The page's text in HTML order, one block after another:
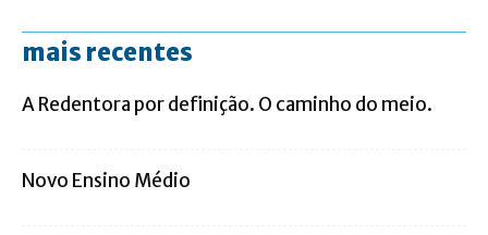
mais recentes
A Redentora por definição. O caminho do meio.
Novo Ensino Médio